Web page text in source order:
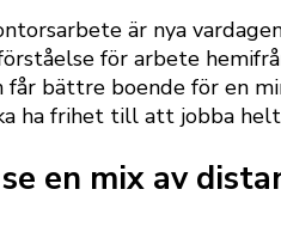
är nya
för arbete
bättre boende för en
ha frihet till att jobba helt
en mix av